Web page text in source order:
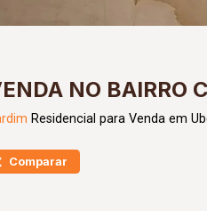
NO BAIRRO
Residencial para Venda em
Comparar